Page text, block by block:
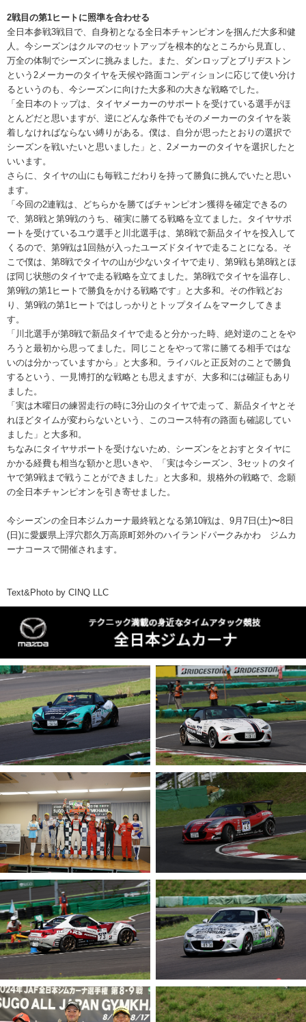
2戦目の第1ヒートに照準を合わせる
全日本参戦3戦目で、自身初となる全日本チャンピオンを掴んだ大多和健
人。今シーズンはクルマのセットアップを根本的なところから見直し、
万全の体制でシーズンに挑みました。また、ダンロップとブリヂストン
という2メーカーのタイヤを天候や路面コンディションに応じて使い分け
るというのも、今シーズンに向けた大多和の大きな戦略でした。
「全日本のトップは、タイヤメーカーのサポートを受けている選手がほ
とんどだと思いますが、逆にどんな条件でもそのメーカーのタイヤを装
着しなければならない縛りがある。僕は、自分が思ったとおりの選択で
シーズンを戦いたいと思いました」と、2メーカーのタイヤを選択したと
いいます。
さらに、タイヤの山にも毎戦こだわりを持って勝負に挑んでいたと思い
ます。
「今回の2連戦は、どちらかを勝てばチャンピオン獲得を確定できるの
で、第8戦と第9戦のうち、確実に勝てる戦略を立てました。タイヤサポ
ートを受けているユウ選手と川北選手は、第8戦で新品タイヤを投入して
くるので、第9戦は1回熱が入ったユーズドタイヤで走ることになる。そ
こで僕は、第8戦でタイヤの山が少ないタイヤで走り、第9戦も第8戦とほ
ぼ同じ状態のタイヤで走る戦略を立てました。第8戦でタイヤを温存し、
第9戦の第1ヒートで勝負をかける戦略です」と大多和。その作戦どお
り、第9戦の第1ヒートではしっかりとトップタイムをマークしてきま
す。
「川北選手が第8戦で新品タイヤで走ると分かった時、絶対逆のことをや
ろうと最初から思ってました。同じことをやって常に勝てる相手ではな
いのは分かっていますから」と大多和。ライバルと正反対のことで勝負
するという、一見博打的な戦略とも思えますが、大多和には確証もあり
ました。
「実は木曜日の練習走行の時に3分山のタイヤで走って、新品タイヤとそ
れほどタイムが変わらないという、このコース特有の路面も確認してい
ました」と大多和。
ちなみにタイヤサポートを受けないため、シーズンをとおすとタイヤに
かかる経費も相当な額かと思いきや、「実は今シーズン、3セットのタイ
ヤで第9戦まで戦うことができました」と大多和。規格外の戦略で、念願
の全日本チャンピオンを引き寄せました。
今シーズンの全日本ジムカーナ最終戦となる第10戦は、9月7日(土)〜8日
(日)に愛媛県上浮穴郡久万高原町郊外のハイランドパークみかわ ジムカ
ーナコースで開催されます。
Text&Photo by CINQ LLC